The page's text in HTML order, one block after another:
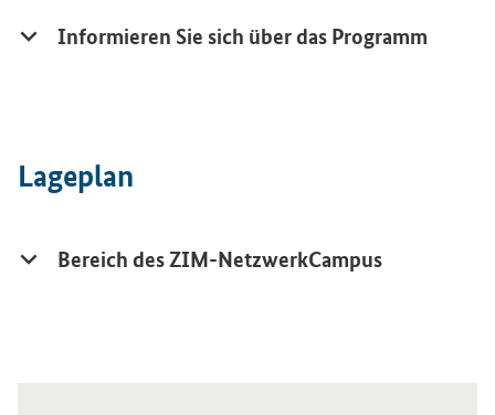
Informieren Sie sich über das Programm
Lageplan
Bereich des ZIM-NetzwerkCampus